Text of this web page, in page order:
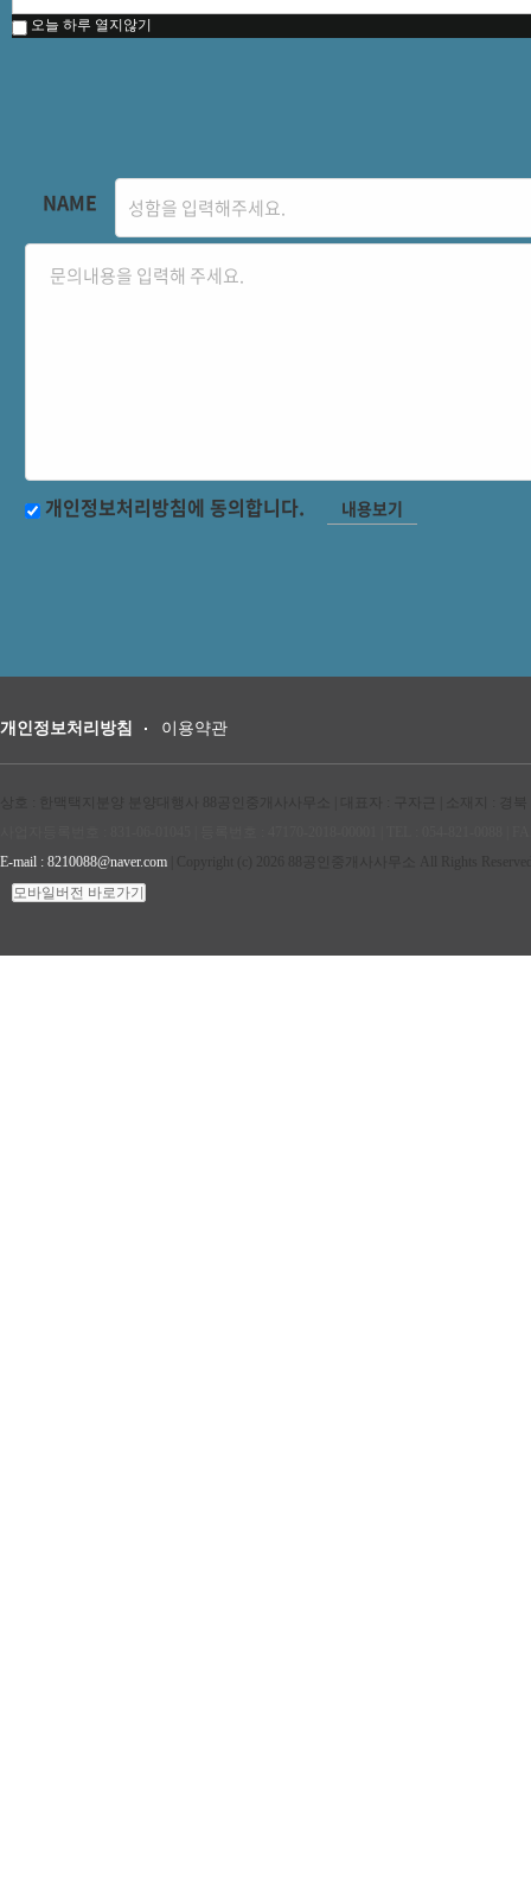
오늘 하루 열지않기
NAME
개인정보처리방침에 동의합니다. 내용보기
개인정보처리방침 이용약관
E-mail : 8210088@naver.com
모바일버전 바로가기